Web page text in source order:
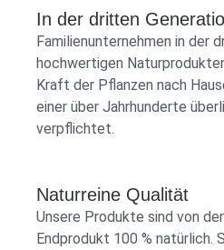
In der dritten
Familienunternehmen in der
hochwertigen
Kraft der Pflanzen nach
einer über Jahrhunderte
verpflichtet.
Naturreine Qualität
Unsere Produkte sind von
Endprodukt 100 % natürlich.